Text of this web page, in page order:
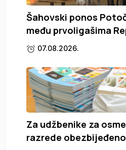
Šahovski ponos
među prvoligašima
07.08.2026.
Za udžbenike za
razrede